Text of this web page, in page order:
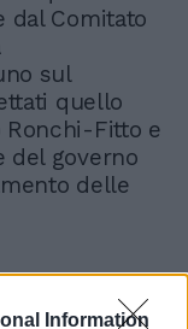
Information
dal Comitato
sul
quello
Ronchi-Fitto e
del governo
delle